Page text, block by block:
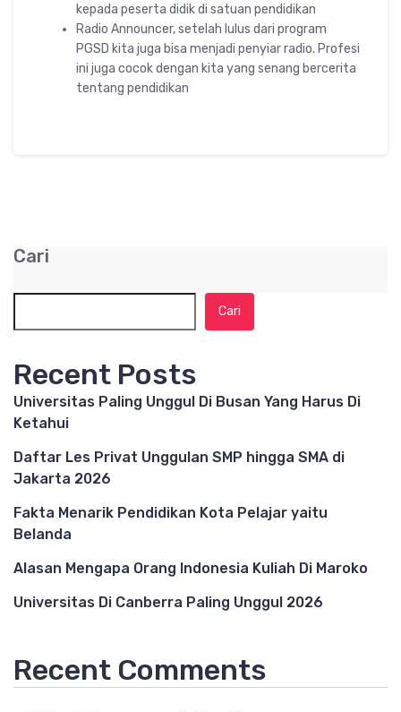
kepada peserta didik di satuan pendidikan
Radio Announcer, setelah lulus dari program
PGSD kita juga bisa menjadi penyiar radio. Profesi
ini juga cocok dengan kita yang senang bercerita
tentang pendidikan
Cari
Cari
Recent Posts
Universitas Paling Unggul Di Busan Yang Harus Di
Ketahui
Daftar Les Privat Unggulan SMP hingga SMA di
Jakarta 2026
Fakta Menarik Pendidikan Kota Pelajar yaitu
Belanda
Alasan Mengapa Orang Indonesia Kuliah Di Maroko
Universitas Di Canberra Paling Unggul 2026
Recent Comments